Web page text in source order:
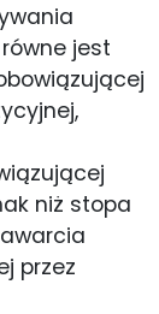
jest
niż stopa
przez